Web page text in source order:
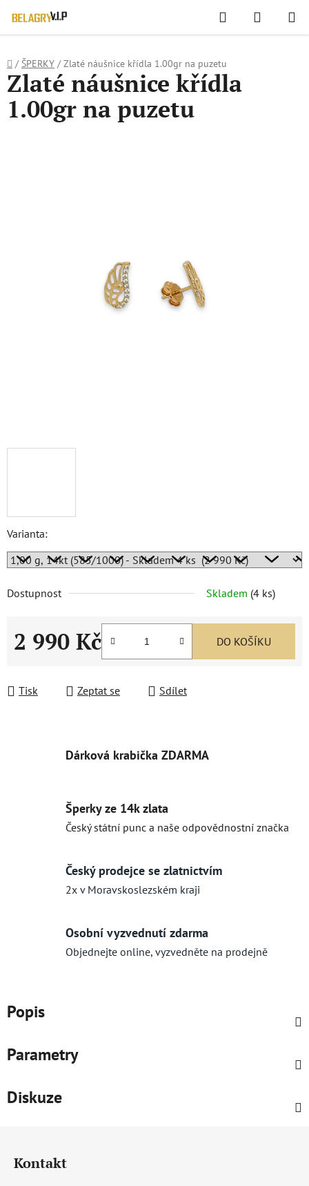
WIDGET HODNOCENÍ OBCHODU
Přejít
na
Hledat
KOŠÍK
Domů
/ ŠPERKY / Zlaté náušnice křídla 1.00gr na puzetu
Varianta:
Dostupnost Skladem (4 ks)
2 990 Kč DO KOŠÍKU
Tisk Zeptat se Sdílet
Zlaté náušnice křídla
1.00gr na puzetu
Dárková krabička ZDARMA
Šperky ze 14k zlata
Český státní punc a naše odpovědnostní značka
Český prodejce se zlatnictvím
2x v Moravskoslezském kraji
Osobní vyzvednutí zdarma
Objednejte online, vyzvedněte na prodejně
Popis
Parametry
Diskuze
Kontakt